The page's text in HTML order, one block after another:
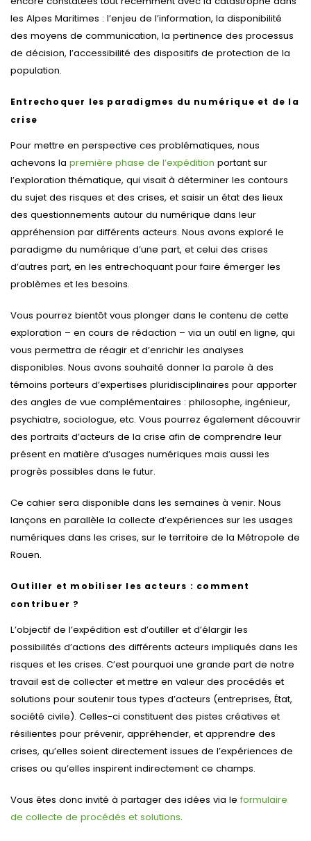
les Alpes Maritimes : l’enjeu de l’information, la disponibilité
des moyens de communication, la pertinence des processus
de décision, l’accessibilité des dispositifs de protection de la
population.
Entrechoquer les paradigmes du numérique et de la
crise
Pour mettre en perspective ces problématiques, nous
achevons la première phase de l’expédition portant sur
l’exploration thématique, qui visait à déterminer les contours
du sujet des risques et des crises, et saisir un état des lieux
des questionnements autour du numérique dans leur
appréhension par différents acteurs. Nous avons exploré le
paradigme du numérique d’une part, et celui des crises
d’autres part, en les entrechoquant pour faire émerger les
problèmes et les besoins.
Vous pourrez bientôt vous plonger dans le contenu de cette
exploration – en cours de rédaction – via un outil en ligne, qui
vous permettra de réagir et d’enrichir les analyses
disponibles. Nous avons souhaité donner la parole à des
témoins porteurs d’expertises pluridisciplinaires pour apporter
des angles de vue complémentaires : philosophe, ingénieur,
psychiatre, sociologue, etc. Vous pourrez également découvrir
des portraits d’acteurs de la crise afin de comprendre leur
présent en matière d’usages numériques mais aussi les
progrès possibles dans le futur.
Ce cahier sera disponible dans les semaines à venir. Nous
lançons en parallèle la collecte d’expériences sur les usages
numériques dans les crises, sur le territoire de la Métropole de
Rouen.
Outiller et mobiliser les acteurs : comment
contribuer ?
L’objectif de l’expédition est d’outiller et d’élargir les
possibilités d’actions des différents acteurs impliqués dans les
risques et les crises. C’est pourquoi une grande part de notre
travail est de collecter et mettre en valeur des procédés et
solutions pour soutenir tous types d’acteurs (entreprises, État,
société civile). Celles-ci constituent des pistes créatives et
résilientes pour prévenir, appréhender, et apprendre des
crises, qu’elles soient directement issues de l’expériences de
crises ou qu’elles inspirent indirectement ce champs.
Vous êtes donc invité à partager des idées via leformulaire
de collecte de procédés et solutions.